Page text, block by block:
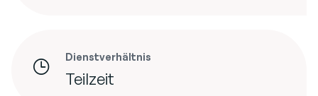
Dienstverhältnis
Teilzeit